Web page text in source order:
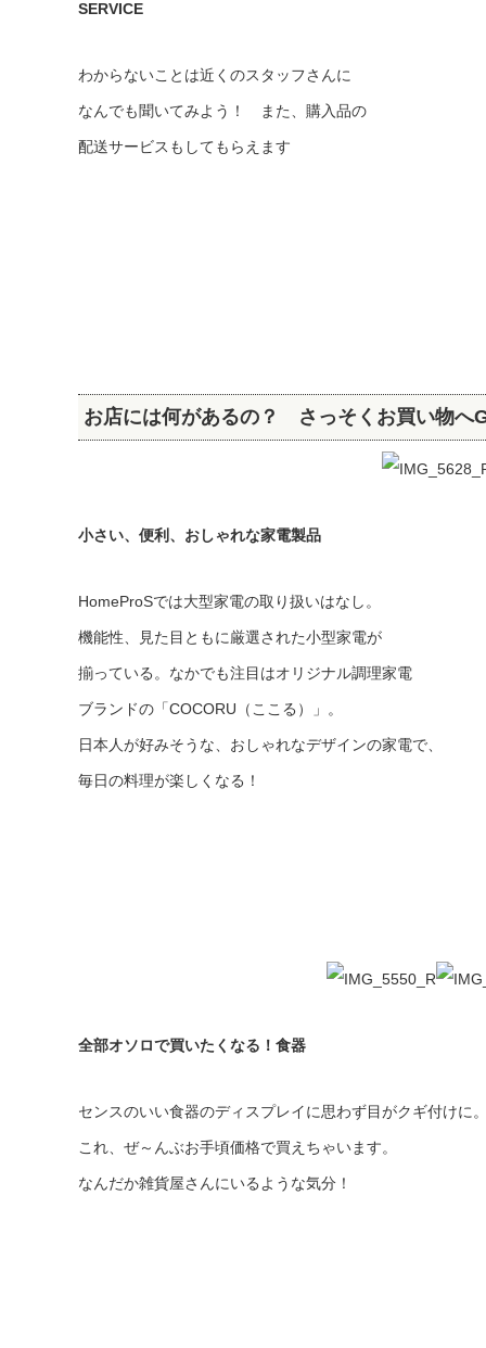
SERVICE
わからないことは近くのスタッフさんに
なんでも聞いてみよう！ また、購入品の
配送サービスもしてもらえます
お店には何があるの？ さっそくお買い物へ
小さい、便利、おしゃれな家電製品
HomeProSでは大型家電の取り扱いはなし。
機能性、見た目ともに厳選された小型家電が
揃っている。なかでも注目はオリジナル調理家電
ブランドの「COCORU（ここる）」。
日本人が好みそうな、おしゃれなデザインの家電で、
毎日の料理が楽しくなる！
全部オソロで買いたくなる！ 食器
センスのいい食器のディスプレイに思わず目がクギ付けに
これ、ぜ～んぶお手頃価格で買えちゃいます。
なんだか雑貨屋さんにいるような気分！